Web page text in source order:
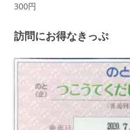
300円
訪問にお得なきっぷ